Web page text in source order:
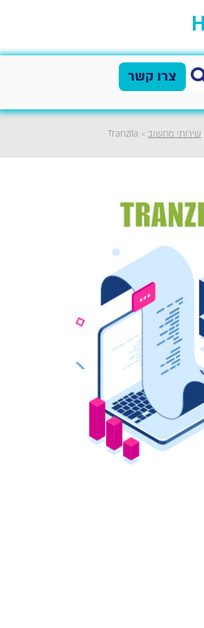
צרו קשר
שירותי מחשוב >
Tranzila